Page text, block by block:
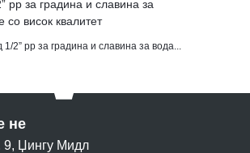
2” pp за градина и славина за вода...
не
9, Џингу Мидл